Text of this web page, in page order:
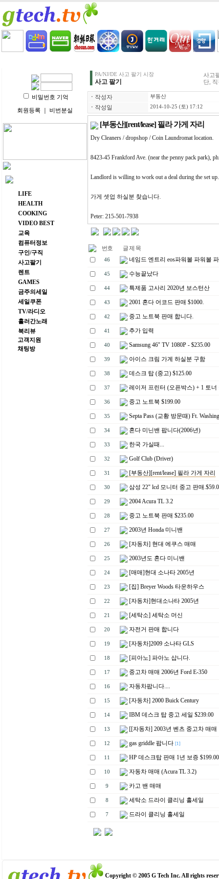
비밀번호 기억
회원등록
비번분실
주요 메뉴
LIFE
HEALTH
COOKING
VIDEO BEST
교육
컴퓨터정보
구인/구직
사고팔기
렌트
GAMES
금주의세일
세일쿠폰
TV/라디오
흘러간노래
북리뷰
고객지원
채팅방
PA/NJ/DE 사고 팔기 시장
사고 팔기
사고
단,
ㆍ 작성자 부동산
ㆍ 작성일 2014-10-25 (토) 17:12
[부동산][rent/lease] 필라 가게 자리
Dry Cleaners / dropshop / Coin Laundromat location.
8423-45 Frankford Ave. (near the penny pack park),
Landlord is willing to work out a deal during the set up.
가게 셋업 하실분 찾습니다.
Peter: 215-501-7938
번호 글 제 목
46 네임드 엔트리 eos파워볼 파워볼
45 수능끝났다
44 특제품 고사리 2020년 보스턴산
43 2001 혼다 어코드 판매 $1000.
42 중고 노트북 판매 합니다.
41 추가 입력
40 Samsung 46" TV 1080P - $235.00
39 아이스 크림 가계 하실분 구함
38 데스크 탑 (중고) $125.00
37 레이저 프린터 (오픈박스) + 1 토너
36 중고 노트북 $199.00
35 Septa Pass (교황 방문때) Ft.
34 혼다 미닌밴 팝니다(2006년)
33 한국 가실때...
32 Golf Club (Driver)
31 [부동산][rent/lease] 필라 가게 자리
30 삼성 22" lcd 모니터 중고 판매
29 2004 Acura TL 3.2
28 중고 노트북 판매 $235.00
27 2003년 Honda 미니밴
26 [자동차] 현대 에쿠스 매매
25 2003년도 혼다 미니밴
24 [매매]현대 소나타 2005년
23 [집] Breyer Woods 타운하우스
22 [자동차]현대소나타 2005년
21 [세탁소] 세탁소 머신
20 자전거 판매 합니다
19 [자동차]2009 소나타 GLS
18 [피아노] 파아노 삽니다.
17 중고차 매매 2006년 Ford E-350
16 자동차팝니다....
15 [자동차] 2000 Buick Century
14 IBM 데스크 탑 중고 세일 $239.00
13 [[자동차] 2003년 벤츠 중고차 매매
12 gas griddle 팝니다 [1]
11 HP 데스크탑 판매 1년 보증 $199.00
10 자동차 매매 (Acura TL 3.2)
9 카고 밴 매매
8 세탁소 드라이 클리닝 홀세일
7 드라이 클리닝 홀세일
Copyright © 2005 G Tech Inc. All rights